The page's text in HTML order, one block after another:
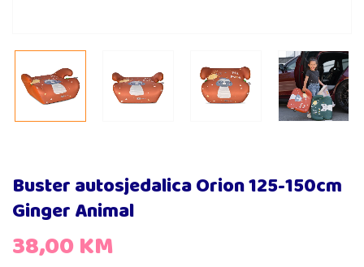
Buster autosjedalica Orion 125-150cm
Ginger Animal
38,00KM